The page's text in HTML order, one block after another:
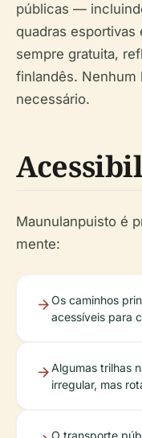
públicas —
quadras
sempre gratuita,
finlandês. Nenhum
necessário.
Maunulanpuisto é
mente:
Os caminhos
acessíveis para
Algumas trilhas
irregular, mas